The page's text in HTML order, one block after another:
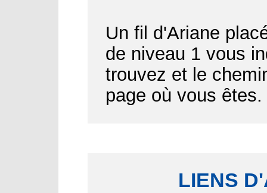
Un fil d'Ariane
de niveau 1 vous
trouvez et le
page où vous êtes.
LIENS